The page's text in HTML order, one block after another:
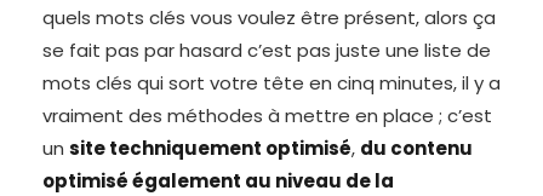
quels mots clés vous voulez être présent, alors ça
se fait pas par hasard c’est pas juste une liste de
mots clés qui sort votre tête en cinq minutes, il y a
vraiment des méthodes à mettre en place ; c’est
un site techniquement optimisé, du contenu
optimisé également au niveau de la